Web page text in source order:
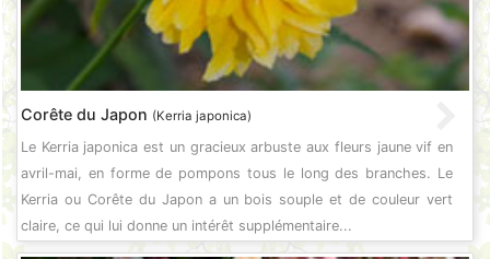
Corête du Japon (Kerria japonica)
Le Kerria japonica est un gracieux arbuste aux fleurs jaune vif en
avril-mai, en forme de pompons tous le long des branches. Le
Kerria ou Corête du Japon a un bois souple et de couleur vert
claire, ce qui lui donne un intérêt supplémentaire...